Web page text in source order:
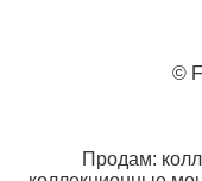
©
Продам: